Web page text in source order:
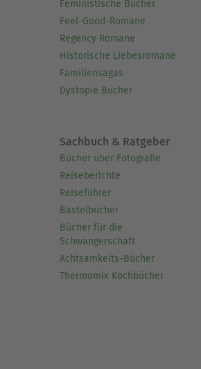
Feministische Bücher
Feel-Good-Romane
Regency Romane
Historische Liebesromane
Familiensagas
Dystopie Bücher
Sachbuch & Ratgeber
Bücher über Fotografie
Reiseberichte
Reiseführer
Bastelbücher
Bücher für die
Schwangerschaft
Achtsamkeits-Bücher
Thermomix Kochbücher